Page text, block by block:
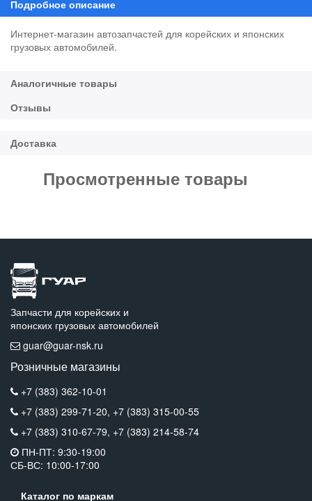
Интернет-магазин автозапчастей для корейских и японских
грузовых автомобилей.
Просмотренные товары
Запчасти для корейских и
японских грузовых автомобилей
guar@guar-nsk.ru
Розничные магазины
+7 (383) 362-10-01
+7 (383) 299-71-20, +7 (383) 315-00-55
+7 (383) 310-67-79, +7 (383) 214-58-74
ПН-ПТ: 9:30-19:00
СБ-ВС: 10:00-17:00
Каталог по маркам